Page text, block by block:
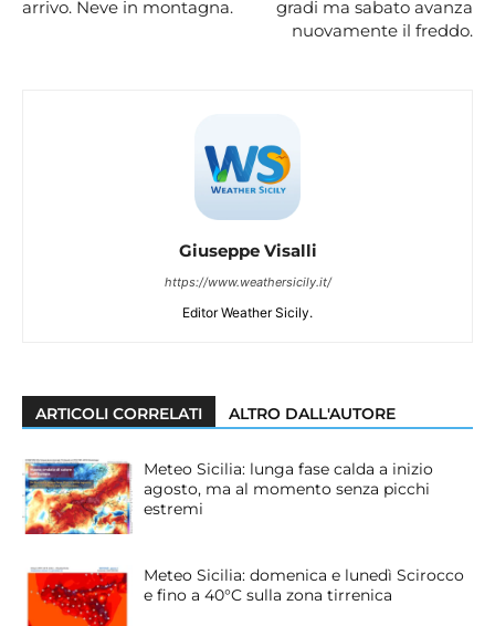
arrivo. Neve in montagna.
gradi ma sabato avanza
nuovamente il freddo.
Giuseppe Visalli
https://www.weathersicily.it/
Editor Weather Sicily.
ARTICOLI CORRELATI ALTRO DALL'AUTORE
Meteo Sicilia: lunga fase calda a inizio
agosto, ma al momento senza picchi
estremi
Meteo Sicilia: domenica e lunedì Scirocco
e fino a 40°C sulla zona tirrenica